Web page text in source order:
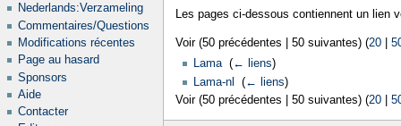
Les pages ci-dessous contiennent un lien
Voir (50 précédentes | 50 suivantes) (20
Lama‎ (← liens)
Lama-nl (← liens)
Voir (50 précédentes | 50 suivantes) (20
Nederlands:Verzameling
Commentaires/Questions
Modifications récentes
Page au hasard
Sponsors
Aide
Contacter